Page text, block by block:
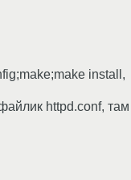
install,
httpd.conf, там